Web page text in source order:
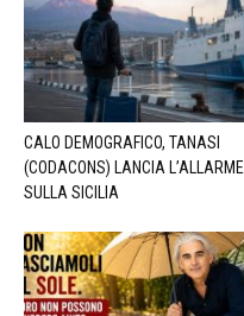
CALO DEMOGRAFICO, TANASI
(CODACONS) LANCIA L’ALLARME
SULLA SICILIA